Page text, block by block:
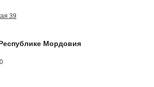
39
Мордовия